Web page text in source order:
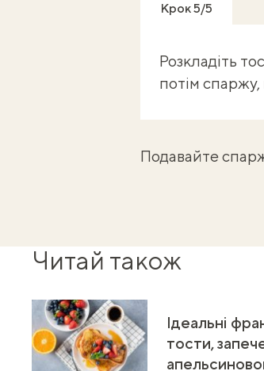
Крок 5/5
Розкладіть
потім
Подавайте
Читай також
Ідеальні
тости,